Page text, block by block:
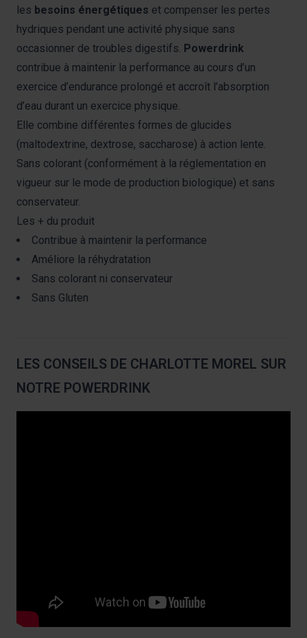
les besoins énergétiques et compenser les pertes
hydriques pendant une activité physique sans
occasionner de troubles digestifs. Powerdrink
contribue à maintenir la performance au cours d’un
exercice d’endurance prolongé et accroît l’absorption
d’eau durant un exercice physique.
Elle combine différentes formes de glucides
(maltodextrine, dextrose, saccharose) à action lente.
Sans colorant (conformément à la réglementation en
vigueur sur le mode de production biologique) et sans
conservateur.
Les + du produit
Contribue à maintenir la performance
Améliore la réhydratation
Sans colorant ni conservateur
Sans Gluten
LES CONSEILS DE CHARLOTTE MOREL SUR
NOTRE POWERDRINK